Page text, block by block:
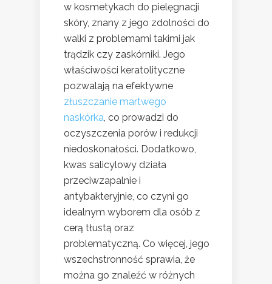
w kosmetykach do pielęgnacji
skóry, znany z jego zdolności do
walki z problemami takimi jak
trądzik czy zaskórniki. Jego
właściwości keratolityczne
pozwalają na efektywne
złuszczanie martwego
naskórka , co prowadzi do
oczyszczenia porów i redukcji
niedoskonałości. Dodatkowo,
kwas salicylowy działa
przeciwzapalnie i
antybakteryjnie, co czyni go
idealnym wyborem dla osób z
cerą tłustą oraz
problematyczną. Co więcej, jego
wszechstronność sprawia, że
można go znaleźć w różnych